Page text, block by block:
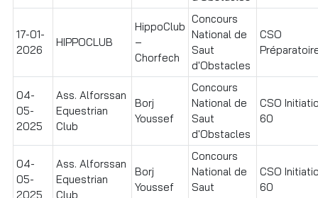
17-01-
2026
HIPPOCLUB
HippoClub
–
Chorfech
Concours
National de
Saut
d'Obstacles
CSO
04-
05-
2025
Ass. Alforssan
Equestrian
Club
Borj
Youssef
Concours
National de
Saut
d'Obstacles
CSO
60
04-
05-
2025
Ass. Alforssan
Equestrian
Club
Borj
Youssef
Concours
National de
Saut
CSO
60